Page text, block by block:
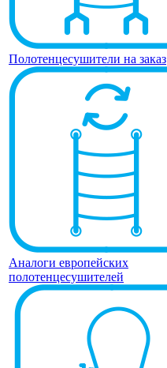
Полотенцесушители на заказ
Аналоги европейских
полотенцесушителей